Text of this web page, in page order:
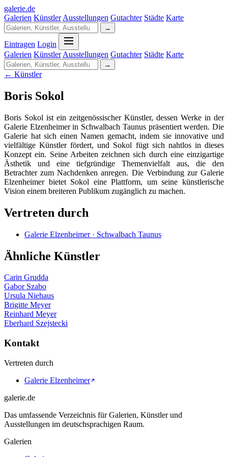
galerie.de
Galerien Künstler Ausstellungen Gutachter Städte Karte
→
Eintragen Login
Galerien Künstler Ausstellungen Gutachter Städte Karte
→
← Künstler
Boris Sokol
Boris Sokol ist ein zeitgenössischer Künstler, dessen Werke in der
Galerie Elzenheimer in Schwalbach Taunus präsentiert werden. Die
Galerie hat sich einen Namen gemacht, indem sie innovative und
vielfältige Künstler fördert, und Sokol fügt sich nahtlos in dieses
Konzept ein. Seine Arbeiten zeichnen sich durch eine einzigartige
Ästhetik und eine tiefgründige Themenvielfalt aus, die den
Betrachter zum Nachdenken anregen. Die Verbindung zur Galerie
Elzenheimer bietet Sokol eine Plattform, um seine künstlerische
Vision einem breiteren Publikum zugänglich zu machen.
Vertreten durch
Galerie Elzenheimer · Schwalbach Taunus
Ähnliche Künstler
Carin Grudda
Gabor Szabo
Ursula Niehaus
Brigitte Meyer
Reinhard Meyer
Eberhard Szejstecki
Kontakt
Vertreten durch
Galerie Elzenheimer
galerie.de
Das umfassende Verzeichnis für Galerien, Künstler und
Ausstellungen im deutschsprachigen Raum.
Galerien